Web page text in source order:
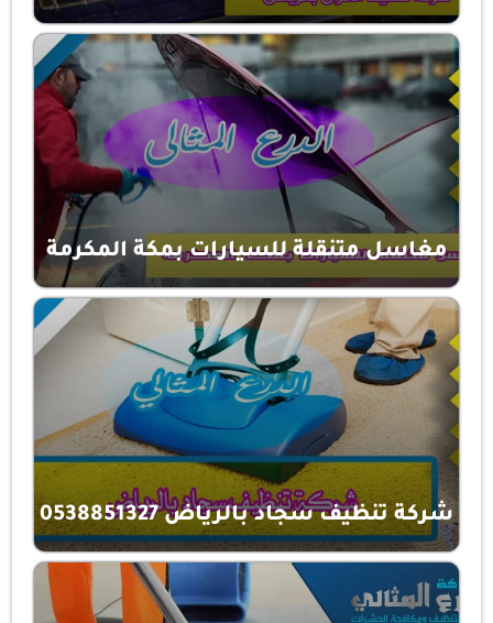
مغاسل متنقلة للسيارات بمكة المكرمة
شركة تنظيف سجاد بالرياض 0538851327